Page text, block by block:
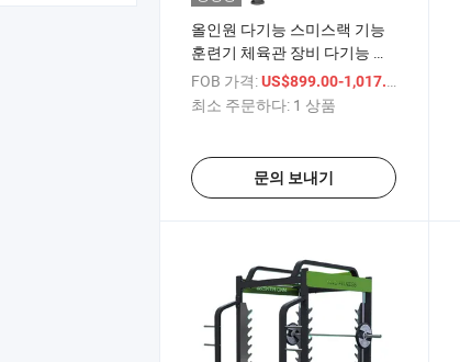
올인원 다기능 스미스랙 기능
훈련기 체육관 장비 다기능 스
미스 머신
FOB 가격:US$899.00-1,017.00
최소 주문하다: 1 상품
문의 보내기